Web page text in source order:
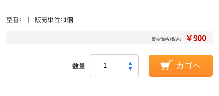
型番 販売単位 1個
販売価格（税込） ￥900
数量 カゴへ